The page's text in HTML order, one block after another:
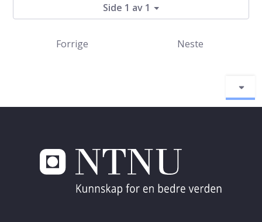
Side 1 av 1
Forrige Neste